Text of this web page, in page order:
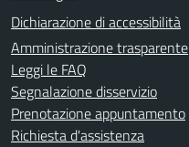
Dichiarazione di accessibilità
Amministrazione trasparente
Leggi le FAQ
Segnalazione disservizio
Prenotazione appuntamento
Richiesta d'assistenza